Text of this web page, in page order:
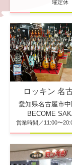
曜定休
ロッキン 名
愛知県名古屋市
BECOME
営業時間／11:00〜